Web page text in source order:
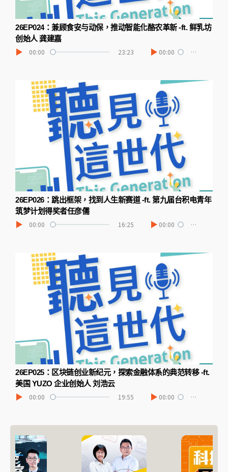
26EP024：兼顾食安与动保，推动智能化酪农革新 -ft. 鲜乳坊
创始人 龚建嘉
00:00
23:23 00:00 …
26EP026：跳出框架，找到人生新赛道 -ft. 第九届台积电青年
筑梦计划得奖者任彦儒
00:00
16:25 00:00 …
26EP025：区块链创业新纪元，探索金融体系的典范转移 -ft.
美国 YUZO 企业创始人 刘浩云
00:00
19:55 00:00 …